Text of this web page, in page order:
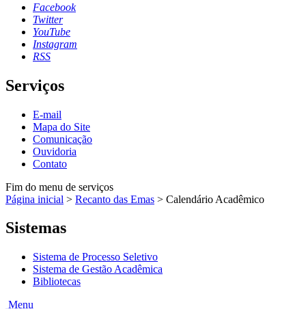
Facebook
Twitter
YouTube
Instagram
RSS
Serviços
E-mail
Mapa do Site
Comunicação
Ouvidoria
Contato
Fim do menu de serviços
Página inicial > Recanto das Emas > Calendário Acadêmico
Sistemas
Sistema de Processo Seletivo
Sistema de Gestão Acadêmica
Bibliotecas
Menu